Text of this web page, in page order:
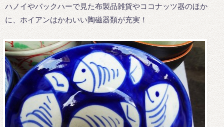
ハノイやバックハーで見た布製品雑貨やココナッツ器のほか
に、ホイアンはかわいい陶磁器類が充実！